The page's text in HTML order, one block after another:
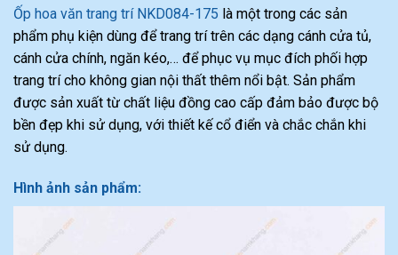
Ốp hoa văn trang trí NKD084-175 là một trong các sản
phẩm phụ kiện dùng để trang trí trên các dạng cánh cửa tủ,
cánh cửa chính, ngăn kéo,… để phục vụ mục đích phối hợp
trang trí cho không gian nội thất thêm nổi bật. Sản phẩm
được sản xuất từ chất liệu đồng cao cấp đảm bảo được bộ
bền đẹp khi sử dụng, với thiết kế cổ điển và chắc chắn khi
sử dụng.
Hình ảnh sản phẩm: